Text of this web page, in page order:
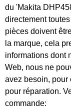
du 'Makita
directement
pièces doivent
la marque, cela
informations dont
Web, nous ne
avez besoin, pour
pour réparation.
commande: